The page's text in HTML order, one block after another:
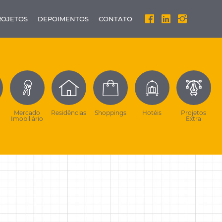
DEPOIMENTOS CONTATO
Mercado
Imobiliário
Residências Shoppings Hotéis
Projetos
Extra